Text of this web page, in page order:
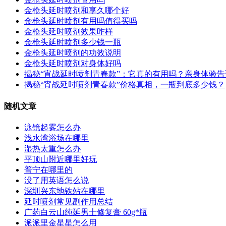
金枪头延时喷剂和享久哪个好
金枪头延时喷剂有用吗值得买吗
金枪头延时喷剂效果昨样
金枪头延时喷剂多少钱一瓶
金枪头延时喷剂的功效说明
金枪头延时喷剂对身体好吗
揭秘“宵战延时喷剂青春款”：它真的有用吗？亲身体验告
揭秘“宵战延时喷剂青春款”价格真相，一瓶到底多少钱？
随机文章
泳镜起雾怎么办
浅水湾浴场在哪里
湿热太重怎么办
平顶山附近哪里好玩
普宁在哪里的
没了用英语怎么说
深圳兴东地铁站在哪里
延时喷剂常见副作用总结
广药白云山纯延男士修复膏 60g*瓶
派派里金星星怎么用